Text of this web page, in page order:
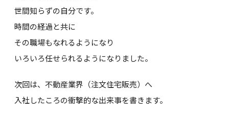
世間知らずの自分です。
時間の経過と共に
その職場もなれるようになり
いろいろ任せられるようになりました。
次回は、不動産業界（注文住宅販売）へ
入社したころの衝撃的な出来事を書きます。